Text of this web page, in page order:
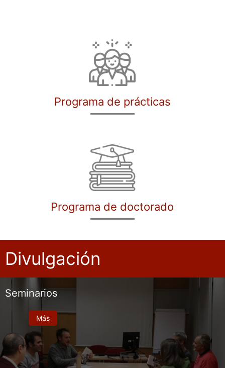
Programa de prácticas
Programa de doctorado
Divulgación
Seminarios
Más